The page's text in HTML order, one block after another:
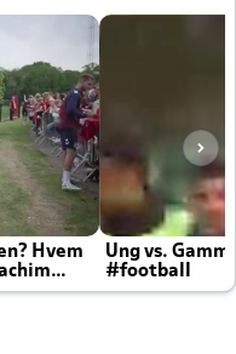
Hvem
Ung vs.
#football